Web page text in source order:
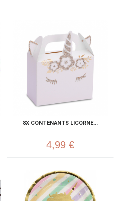
8X CONTENANTS LICORNE...
4,99 €